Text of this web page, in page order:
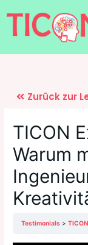
Inhalt
springen
TICON
Warum
Testimonials TICON
navigation